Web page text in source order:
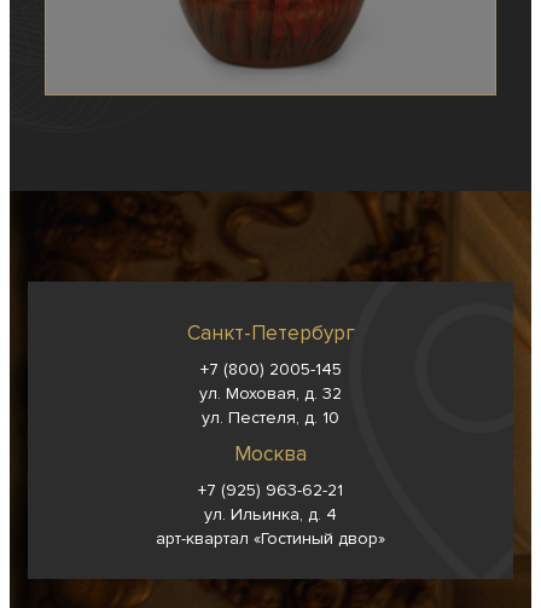
Санкт-Петербург
+7 (800) 2005-145
ул. Моховая, д. 32
ул. Пестеля, д. 10
Москва
+7 (925) 963-62-21
ул. Ильинка, д. 4
арт-квартал «Гостиный двор»